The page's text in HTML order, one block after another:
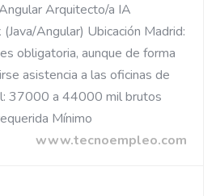
Arquitecto/a IA
Angular) Ubicación Madrid:
obligatoria, aunque de forma
asistencia a las oficinas de
37000 a 44000 mil brutos
Mínimo
www.tecnoempleo.com